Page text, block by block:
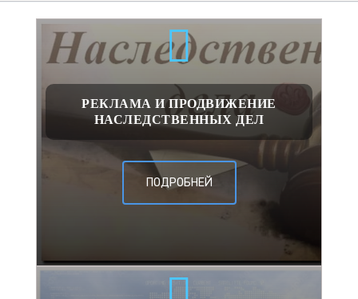
РЕКЛАМА И ПРОДВИЖЕНИЕ
НАСЛЕДСТВЕННЫХ ДЕЛ
ПОДРОБНЕЙ